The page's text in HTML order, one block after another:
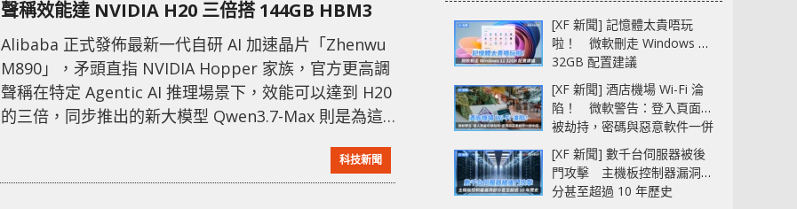
聲稱效能達 NVIDIA H20 三倍搭 144GB HBM3
Alibaba 正式發佈最新一代自研 AI 加速晶片「Zhenwu
M890」，矛頭直指 NVIDIA Hopper 家族，官方更高調
聲稱在特定 Agentic AI 推理場景下，效能可以達到 H20
的三倍，同步推出的新大模型 Qwen3.7-Max 則是為這
PPU（Parallel Processing Unit）框架，內置專門優化
科技新聞
[XF 新聞] 記憶體太貴唔玩
啦！ 微軟刪走 Windows 11
32GB 配置建議
[XF 新聞] 酒店機場 Wi-Fi 淪
陷！ 微軟警告：登入頁面可
被劫持，密碼與惡意軟件一併
中招
[XF 新聞] 數千台伺服器被後
門攻擊 主機板控制器漏洞部
分甚至超過 10 年歷史